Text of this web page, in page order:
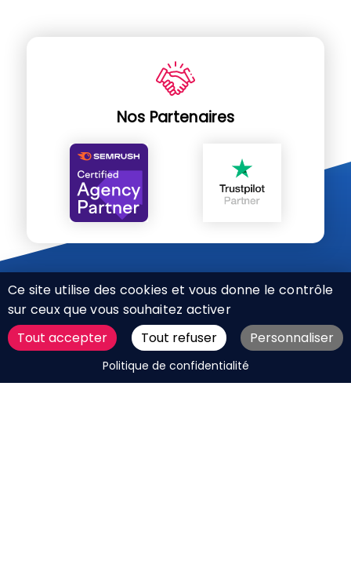
DEMANDER UN DEVIS
Nos Partenaires
CHARTE RÉSEAUX SOCIAUX
MENTIONS LÉGALES
Ce site utilise des cookies et vous donne le contrôle
sur ceux que vous souhaitez activer
Tout accepter
Tout refuser Personnaliser
Politique de confidentialité